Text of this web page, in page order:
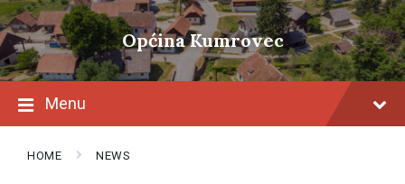
Skip
to
content
Skip
to
main
navigation
Skip
to
footer
Općina Kumrovec
Menu
HOME NEWS